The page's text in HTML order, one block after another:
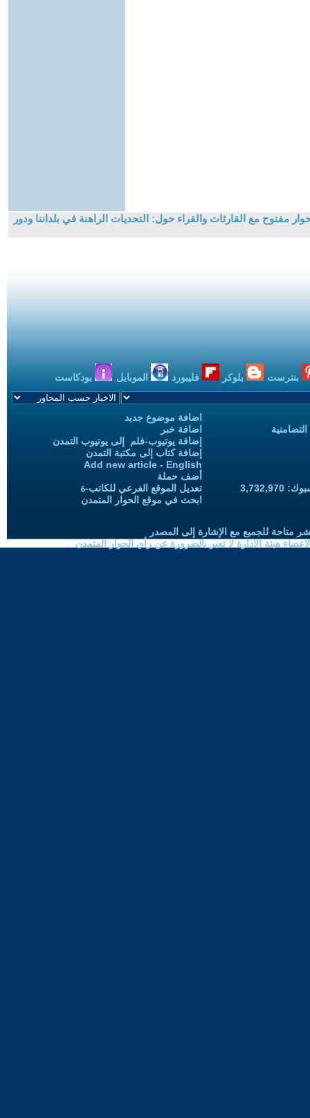
مفتوح مع القارئات والقراء حول: التحديات الراهنة في بلداننا ودور
بنترست بلوكر فليبورد الموبايل بودكاست
اضافة موضوع جديد
اضافة خبر
إضافة يوتيوب-فلم إلى يوتيوب التمدن
إضافة كتاب إلى مكتبة التمدن
Add new article - English
أضف حملة
تعديل الموقع الفرعي للكاتب-ة
ابحث في موقع الحوار المتمدن
متاحة للجميع مع الإشارة إلى المصدر
هيئة الادارة لا تعبر بالضرورة عن رأي الحوار المتمدن